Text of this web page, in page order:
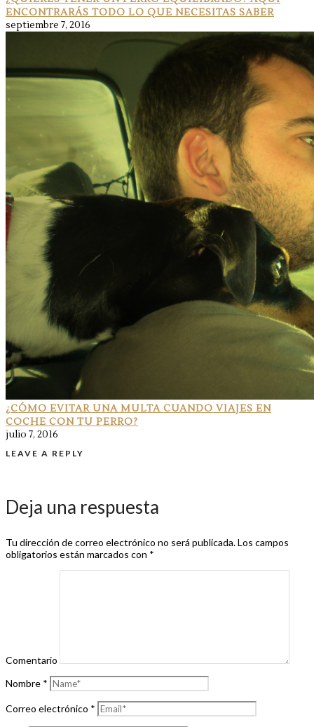
ENCONTRARÁS TODO LO QUE NECESITAS SABER
septiembre 7, 2016
¿CÓMO EVITAR UNA MULTA CUANDO VIAJES EN
COCHE CON TU PERRO?
julio 7, 2016
LEAVE A REPLY
Deja una respuesta
Tu dirección de correo electrónico no será publicada.Los campos
obligatorios están marcados con *
Comentario
Nombre *
Correo electrónico *